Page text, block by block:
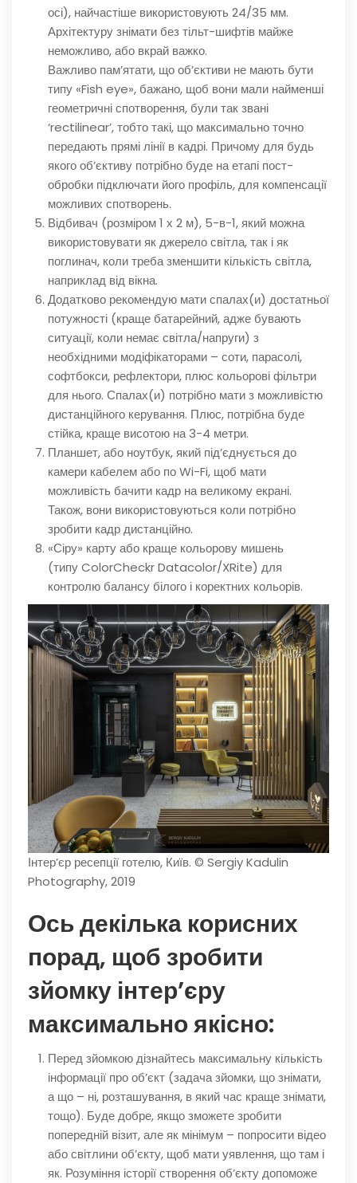
осі), найчастіше використовують 24/35 мм.
Архітектуру знімати без тільт-шифтів майже
неможливо, або вкрай важко.
Важливо пам’ятати, що об’єктиви не мають бути
типу «Fish eye», бажано, щоб вони мали найменші
геометричні спотворення, були так звані
‘rectilinear’, тобто такі, що максимально точно
передають прямі лінії в кадрі. Причому для будь
якого об’єктиву потрібно буде на етапі пост-
обробки підключати його профіль, для компенсації
можливих спотворень.
Відбивач (розміром 1 х 2 м), 5-в-1, який можна
використовувати як джерело світла, так і як
поглинач, коли треба зменшити кількість світла,
наприклад від вікна.
Додатково рекомендую мати спалах(и) достатньої
потужності (краще батарейний, адже бувають
ситуації, коли немає світла/напруги) з
необхідними модіфікаторами – соти, парасолі,
софтбокси, рефлектори, плюс кольорові фільтри
для нього. Спалах(и) потрібно мати з можливістю
дистанційного керування. Плюс, потрібна буде
стійка, краще висотою на 3-4 метри.
Планшет, або ноутбук, який під’єднується до
камери кабелем або по Wi-Fi, щоб мати
можливість бачити кадр на великому екрані.
Також, вони використовуються коли потрібно
зробити кадр дистанційно.
«Сіру» карту або краще кольорову мишень
(типу ColorCheckr Datacolor/XRite) для
контролю балансу білого і коректних кольорів.
Інтер’єр ресепції готелю, Київ. © Sergiy Kadulin
Photography, 2019
Ось декілька корисних
порад, щоб зробити
зйомку інтер’єру
максимально якісно:
Перед зйомкою дізнайтесь максимальну кількість
інформації про об’єкт (задача зйомки, що знімати,
а що – ні, розташування, в який час краще знімати,
тощо). Буде добре, якщо зможете зробити
попередній візит, але як мінімум – попросити відео
або світлини об’єкту, щоб мати уявлення, що там і
як. Розуміння історії створення об’єкту допоможе